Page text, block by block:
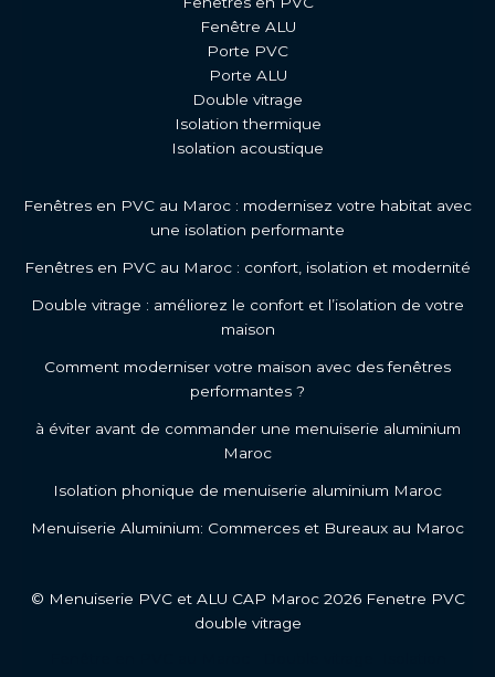
Fenêtre ALU
Porte PVC
Porte ALU
Double vitrage
Isolation thermique
Isolation acoustique
Fenêtres en PVC au Maroc : modernisez votre habitat avec
une isolation performante
Fenêtres en PVC au Maroc : confort, isolation et modernité
Double vitrage : améliorez le confort et l’isolation de votre
maison
Comment moderniser votre maison avec des fenêtres
performantes ?
à éviter avant de commander une menuiserie aluminium
Maroc
Isolation phonique de menuiserie aluminium Maroc
Menuiserie Aluminium: Commerces et Bureaux au Maroc
© Menuiserie PVC et ALU CAP Maroc 2026 Fenetre PVC
double vitrage